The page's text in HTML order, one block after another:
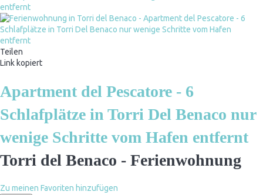
Teilen
Link kopiert
Apartment del Pescatore - 6
Schlafplätze in Torri Del Benaco nur
wenige Schritte vom Hafen entfernt
Torri del Benaco - Ferienwohnung
Zu meinen Favoriten hinzufügen